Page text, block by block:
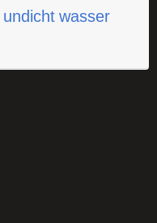
undicht wasser